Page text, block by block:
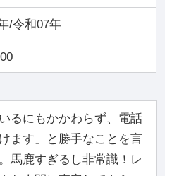
/令和07年
るにもかかわらず、電話
ます」と勝手なことを言
馬鹿すぎるし非常識！レ